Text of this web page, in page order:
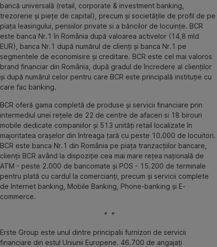
bancă universală (retail, corporate & investment banking,
trezorerie şi pieţe de capital), precum şi societăţile de profil de pe
piaţa leasingului, pensiilor private si a băncilor de locuinţe. BCR
este banca Nr.1 în România după valoarea activelor (14,8 mld
EUR), banca Nr.1 după numărul de clienţi şi banca Nr.1 pe
segmentele de economisire şi creditare. BCR este cel mai valoros
brand financiar din România, după gradul de încredere al clienţilor
şi după numărul celor pentru care BCR este principală instituţie cu
care fac banking.
BCR oferă gama completă de produse şi servicii financiare prin
intermediul unei reţele de 22 de centre de afaceri si 18 birouri
mobile dedicate companiilor şi 513 unităţi retail localizate în
majoritatea oraşelor din întreaga ţară cu peste 10.000 de locuitori.
BCR este banca Nr.1 din România pe piaţa tranzacţiilor bancare,
clienţii BCR având la dispoziţie cea mai mare reţea naţională de
ATM - peste 2.000 de bancomate şi POS - 15.200 de terminale
pentru plată cu cardul la comercianţi, precum şi servicii complete
de Internet banking, Mobile Banking, Phone-banking şi E-
commerce.
* *
Erste Group este unul dintre principalii furnizori de servicii
financiare din estul Uniunii Europene. 46.700 de angajați